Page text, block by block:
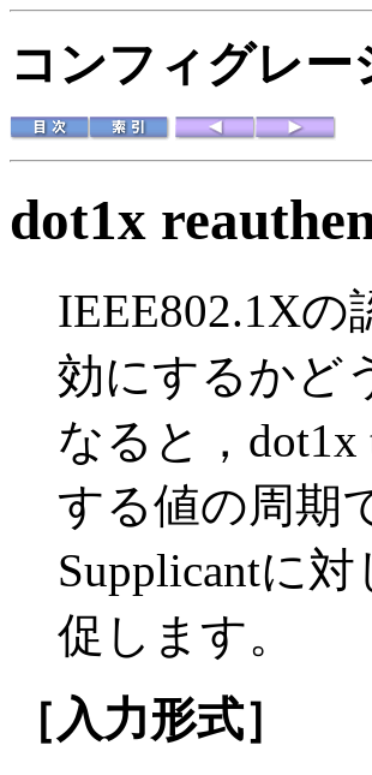
コンフィグレ
dot1x
IEEE802.1Xの
効にするかど
なると，dot1x
する値の周期
Supplicantに
促します。
［入力形式］